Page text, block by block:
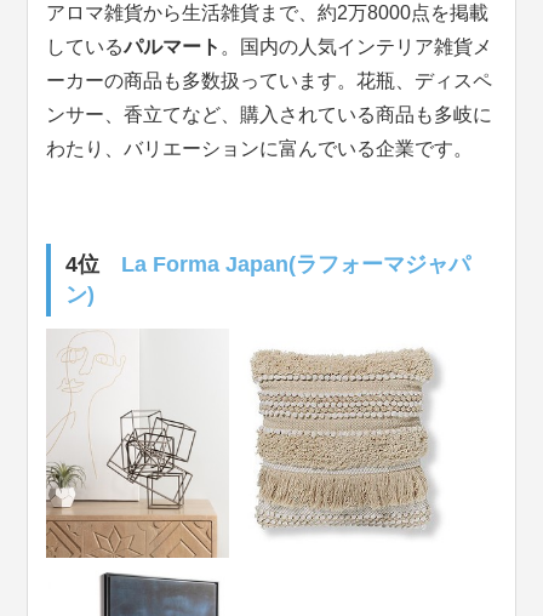
アロマ雑貨から生活雑貨まで、約2万8000点を掲載
しているパルマート 。国内の人気インテリア雑貨メ
ーカーの商品も多数扱っています。花瓶、ディスペ
ンサー、香立てなど、購入されている商品も多岐に
わたり、バリエーションに富んでいる企業です。
4位 La Forma Japan(ラフォーマジャパ
ン)